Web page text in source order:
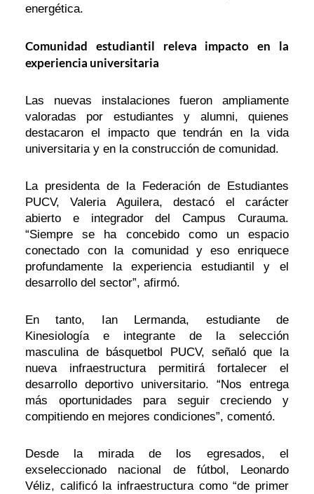
energética.
Comunidad estudiantil releva impacto en la
experiencia universitaria
Las nuevas instalaciones fueron ampliamente
valoradas por estudiantes y alumni, quienes
destacaron el impacto que tendrán en la vida
universitaria y en la construcción de comunidad.
La presidenta de la Federación de Estudiantes
PUCV, Valeria Aguilera, destacó el carácter
abierto e integrador del Campus Curauma.
“Siempre se ha concebido como un espacio
conectado con la comunidad y eso enriquece
profundamente la experiencia estudiantil y el
desarrollo del sector”, afirmó.
En tanto, Ian Lermanda, estudiante de
Kinesiología e integrante de la selección
masculina de básquetbol PUCV, señaló que la
nueva infraestructura permitirá fortalecer el
desarrollo deportivo universitario. “Nos entrega
más oportunidades para seguir creciendo y
compitiendo en mejores condiciones”, comentó.
Desde la mirada de los egresados, el
exseleccionado nacional de fútbol, Leonardo
Véliz, calificó la infraestructura como “de primer